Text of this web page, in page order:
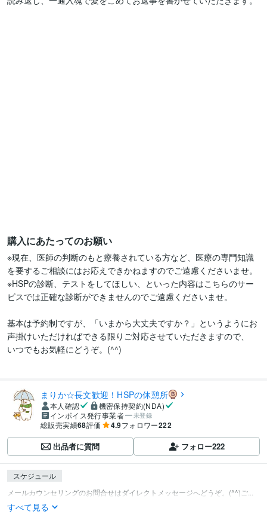
購入にあたってのお願い
※現在、医師の判断のもと療養されている方など、医療の専門知識
を要するご相談にはお応えできかねますのでご遠慮くださいませ。
※HSPの診断、テストをしてほしい、といった内容はこちらのサー
ビスでは正確な診断ができませんのでご遠慮くださいませ。
基本は予約制ですが、「いまから大丈夫ですか？」というようにお
声掛けいただければできる限りご対応させていただきますので、
いつでもお気軽にどうぞ。(^^)
まりか☆長文歓迎！HSPの休憩所
本人確認
機密保持契約(NDA)
インボイス発行事業者
未登録
総販売実績68評価 4.9フォロワー222
出品者に質問 フォロー222
スケジュール
メールカウンセリングのお問合せはダイレクトメッセージへどうぞ。(^^)ご...
すべて見る